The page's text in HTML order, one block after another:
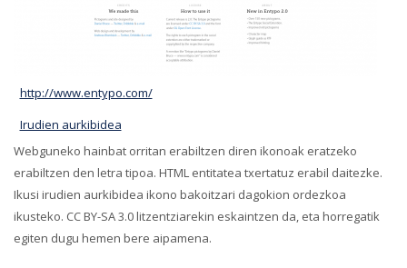
http://www.entypo.com/
Irudien aurkibidea
Webguneko hainbat orritan erabiltzen diren ikonoak eratzeko
erabiltzen den letra tipoa. HTML entitatea txertatuz erabil daitezke.
Ikusi irudien aurkibidea ikono bakoitzari dagokion ordezkoa
ikusteko. CC BY-SA 3.0 litzentziarekin eskaintzen da, eta horregatik
egiten dugu hemen bere aipamena.